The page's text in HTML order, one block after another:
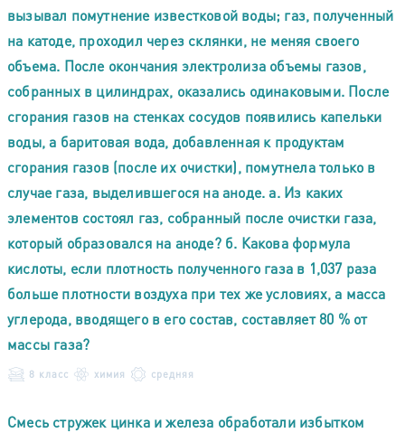
вызывал помутнение известковой воды; газ, полученный
на катоде, проходил через склянки, не меняя своего
объема. После окончания электролиза объемы газов,
собранных в цилиндрах, оказались одинаковыми. После
сгорания газов на стенках сосудов появились капельки
воды, а баритовая вода, добавленная к продуктам
сгорания газов (после их очистки), помутнела только в
случае газа, выделившегося на аноде. а. Из каких
элементов состоял газ, собранный после очистки газа,
который образовался на аноде? б. Какова формула
кислоты, если плотность полученного газа в 1,037 раза
больше плотности воздуха при тех же условиях, а масса
углерода, вводящего в его состав, составляет 80 % от
массы газа?
8 класс химия средняя
Смесь стружек цинка и железа обработали избытком